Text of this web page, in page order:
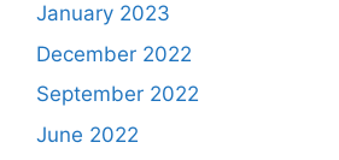
January 2023
December 2022
September 2022
June 2022